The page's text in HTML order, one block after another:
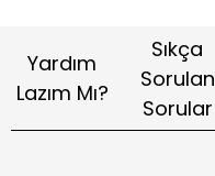
Yardım
Lazım Mı?
Sıkça
Sorulan
Sorular